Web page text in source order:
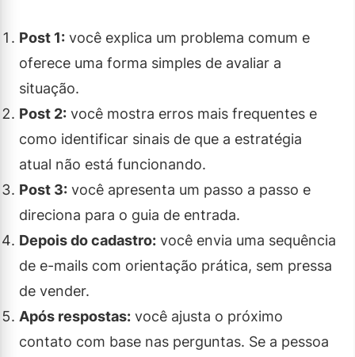
Post 1: você explica um problema comum e
oferece uma forma simples de avaliar a
situação.
Post 2: você mostra erros mais frequentes e
como identificar sinais de que a estratégia
atual não está funcionando.
Post 3: você apresenta um passo a passo e
direciona para o guia de entrada.
Depois do cadastro: você envia uma sequência
de e-mails com orientação prática, sem pressa
de vender.
Após respostas: você ajusta o próximo
contato com base nas perguntas. Se a pessoa